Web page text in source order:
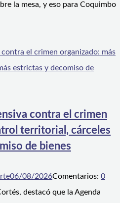
la mesa, y eso para Coquimbo
contra el crimen
territorial, cárceles
de bienes
06/08/2026Comentarios: 0
destacó que la Agenda